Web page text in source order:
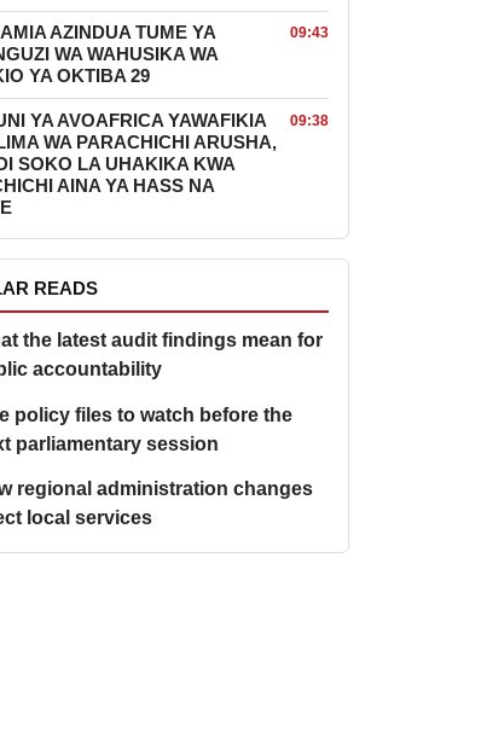
AZINDUA TUME YA
WA WAHUSIKA WA
YA OKTIBA 29
09:43
YA AVOAFRICA YAWAFIKIA
WA PARACHICHI ARUSHA,
SOKO LA UHAKIKA KWA
AINA YA HASS NA
09:38
READS
the latest audit findings mean for
accountability
policy files to watch before the
parliamentary session
regional administration changes
local services